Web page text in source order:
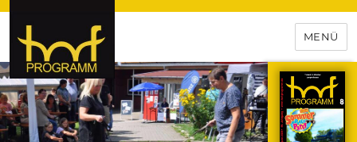
hof-programm – das
Veranstaltungsportal für
Hochfranken
MENÜ